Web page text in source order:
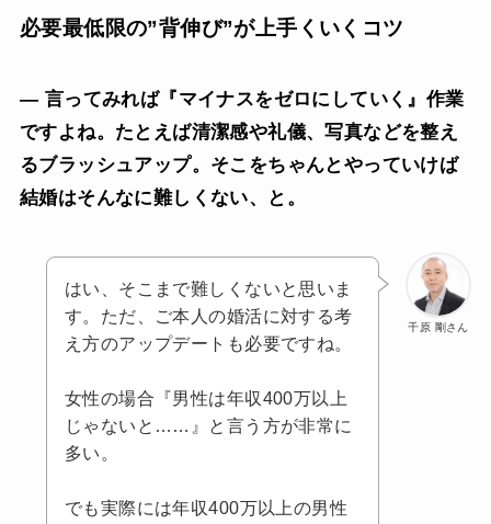
必要最低限の”背伸び”が上手くいくコツ
— 言ってみれば『マイナスをゼロにしていく』作業
ですよね。たとえば清潔感や礼儀、写真などを整え
るブラッシュアップ。そこをちゃんとやっていけば
結婚はそんなに難しくない、と。
千原 剛さん
はい、そこまで難しくないと思いま
す。ただ、ご本人の婚活に対する考
え方のアップデートも必要ですね。
女性の場合『男性は年収400万以上
じゃないと……』と言う方が非常に
多い。
でも実際には年収400万以上の男性